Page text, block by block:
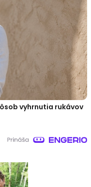
vyhrnutia rukávov